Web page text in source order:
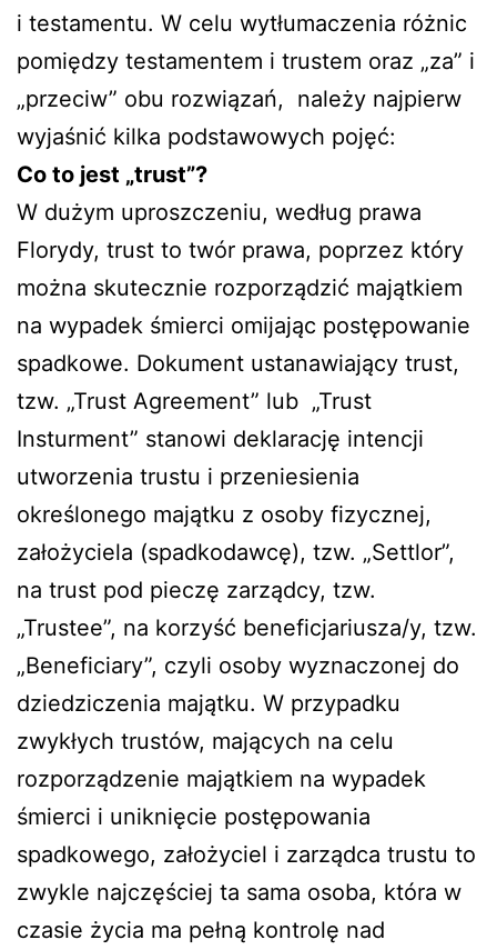
i testamentu. W celu wytłumaczenia różnic
pomiędzy testamentem i trustem oraz „za” i
„przeciw” obu rozwiązań, należy najpierw
wyjaśnić kilka podstawowych pojęć:
Co to jest „trust”?
W dużym uproszczeniu, według prawa
Florydy, trust to twór prawa, poprzez który
można skutecznie rozporządzić majątkiem
na wypadek śmierci omijając postępowanie
spadkowe. Dokument ustanawiający trust,
tzw. „Trust Agreement” lub „Trust
Insturment” stanowi deklarację intencji
utworzenia trustu i przeniesienia
określonego majątku z osoby fizycznej,
założyciela (spadkodawcę), tzw. „Settlor”,
na trust pod pieczę zarządcy, tzw.
„Trustee”, na korzyść beneficjariusza/y, tzw.
„Beneficiary”, czyli osoby wyznaczonej do
dziedziczenia majątku. W przypadku
zwykłych trustów, mających na celu
rozporządzenie majątkiem na wypadek
śmierci i uniknięcie postępowania
spadkowego, założyciel i zarządca trustu to
zwykle najczęściej ta sama osoba, która w
czasie życia ma pełną kontrolę nad